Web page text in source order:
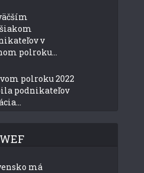
v
polroku...
polroku 2022
podnikateľov
WEF
má